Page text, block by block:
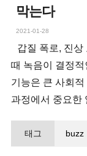
막는다
2021-01-28
갑질 폭로, 진상
때 녹음이 결정적
기능은 큰 사회
과정에서 중요한
태그 buzz